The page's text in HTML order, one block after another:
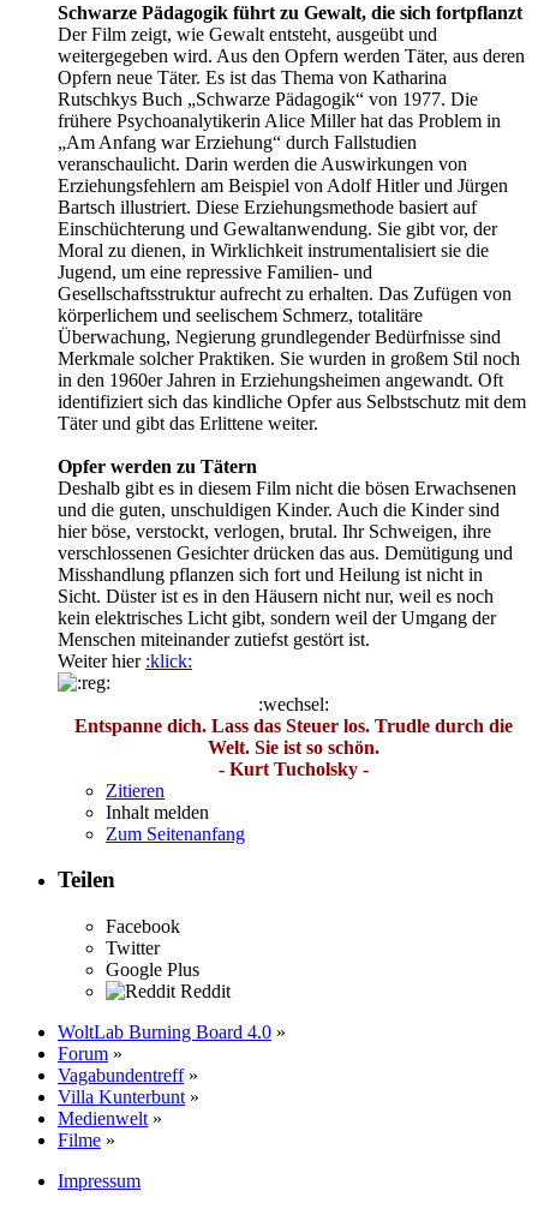
Schwarze Pädagogik führt zu Gewalt, die sich fortpflanzt
Der Film zeigt, wie Gewalt entsteht, ausgeübt und
weitergegeben wird. Aus den Opfern werden Täter, aus deren
Opfern neue Täter. Es ist das Thema von Katharina
Rutschkys Buch „Schwarze Pädagogik“ von 1977. Die
frühere Psychoanalytikerin Alice Miller hat das Problem in
„Am Anfang war Erziehung“ durch Fallstudien
veranschaulicht. Darin werden die Auswirkungen von
Erziehungsfehlern am Beispiel von Adolf Hitler und Jürgen
Bartsch illustriert. Diese Erziehungsmethode basiert auf
Einschüchterung und Gewaltanwendung. Sie gibt vor, der
Moral zu dienen, in Wirklichkeit instrumentalisiert sie die
Jugend, um eine repressive Familien- und
Gesellschaftsstruktur aufrecht zu erhalten. Das Zufügen von
körperlichem und seelischem Schmerz, totalitäre
Überwachung, Negierung grundlegender Bedürfnisse sind
Merkmale solcher Praktiken. Sie wurden in großem Stil noch
in den 1960er Jahren in Erziehungsheimen angewandt. Oft
identifiziert sich das kindliche Opfer aus Selbstschutz mit dem
Täter und gibt das Erlittene weiter.
Opfer werden zu Tätern
Deshalb gibt es in diesem Film nicht die bösen Erwachsenen
und die guten, unschuldigen Kinder. Auch die Kinder sind
hier böse, verstockt, verlogen, brutal. Ihr Schweigen, ihre
verschlossenen Gesichter drücken das aus. Demütigung und
Misshandlung pflanzen sich fort und Heilung ist nicht in
Sicht. Düster ist es in den Häusern nicht nur, weil es noch
kein elektrisches Licht gibt, sondern weil der Umgang der
Menschen miteinander zutiefst gestört ist.
Weiter hier :klick:
:wechsel:
Entspanne dich. Lass das Steuer los. Trudle durch die
Welt. Sie ist so schön.
- Kurt Tucholsky -
Zitieren
Inhalt melden
Zum Seitenanfang
Teilen
Facebook
Twitter
Google Plus
Reddit
WoltLab Burning Board 4.0 »
Forum »
Vagabundentreff »
Villa Kunterbunt »
Medienwelt »
Filme »
Impressum